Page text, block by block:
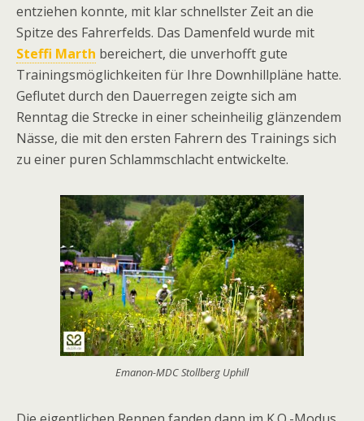
entziehen konnte, mit klar schnellster Zeit an die
Spitze des Fahrerfelds. Das Damenfeld wurde mit
Steffi Marth bereichert, die unverhofft gute
Trainingsmöglichkeiten für Ihre Downhillpläne hatte.
Geflutet durch den Dauerregen zeigte sich am
Renntag die Strecke in einer scheinheilig glänzendem
Nässe, die mit den ersten Fahrern des Trainings sich
zu einer puren Schlammschlacht entwickelte.
Emanon-MDC Stollberg Uphill